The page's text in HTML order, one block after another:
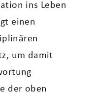
ins Leben
einen
um damit
der oben